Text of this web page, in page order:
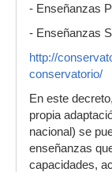
- Enseñanzas
- Enseñanzas
http://
conservatorio/
En este
propia
nacional) se
enseñanzas
capacidades,